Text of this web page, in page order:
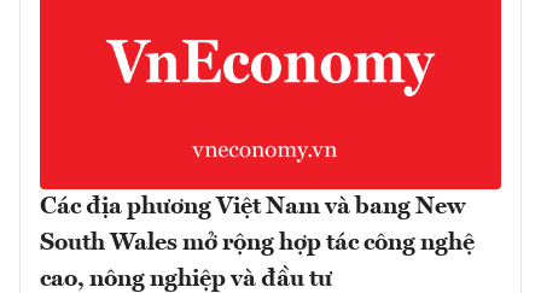
Các địa phương Việt Nam và bang New
South Wales mở rộng hợp tác công nghệ
cao, nông nghiệp và đầu tư